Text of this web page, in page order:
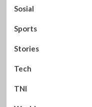
Sosial
Sports
Stories
Tech
TNI